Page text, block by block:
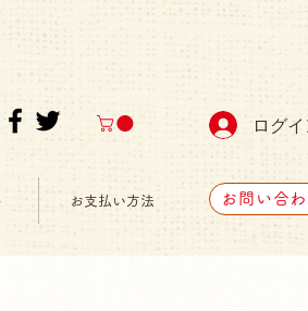
ログ
お支払い方法 お問い合